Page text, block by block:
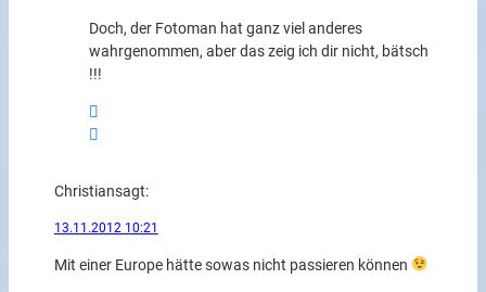
Doch, der Fotoman hat ganz viel anderes
wahrgenommen, aber das zeig ich dir nicht, bätsch
!!!
Christiansagt:
13.11.2012 10:21
Mit einer Europe hätte sowas nicht passieren können